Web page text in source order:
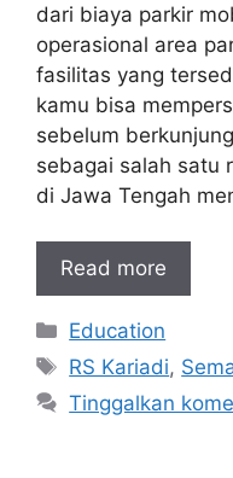
dari biaya parkir
operasional area
fasilitas yang
kamu bisa
sebelum
sebagai salah satu
di Jawa Tengah
Read more
Kategori
Education
Tag
RS Kariadi,
Tinggalkan